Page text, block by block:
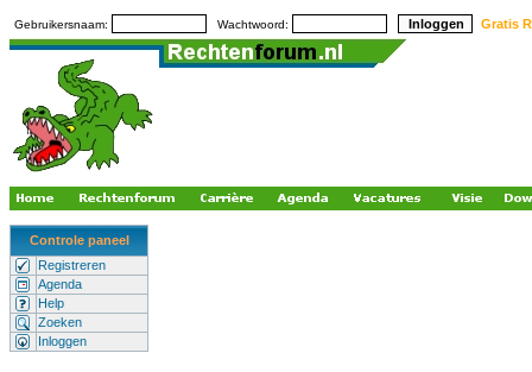
Gebruikersnaam: Wachtwoord: Gratis
Controle paneel
Registreren
Agenda
Help
Zoeken
Inloggen